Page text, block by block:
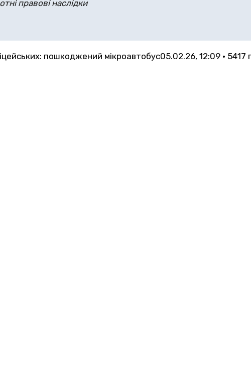
правові наслідки
пошкоджений мікроавтобус05.02.26, 12:09 • 5417